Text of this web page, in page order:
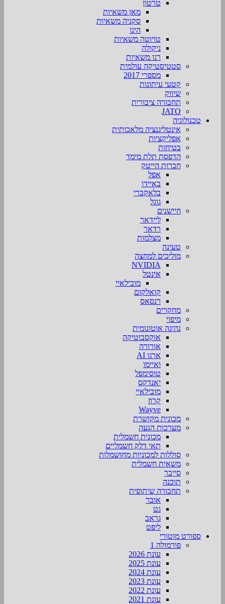
טרטון
מאן משאיות
סקניה משאיות
הינו
טויוטה משאיות
ניקולה
רנו משאיות
סטטיסטיקה עולמית
מספרי 2017
קטעי עיתונות
שיווק
תחבורה ציבורית
JATO
טכנולוגיה
אינטליגנציה מלאכותית
אפליקציות
בטיחות
הדפסת תלת מימד
חברות הייטק
אפל
באיידו
בלאקברי
גוגל
חיישנים
ליידאר
רדאר
מצלמות
טעינה
מוליכים למחצה
NVIDIA
אינטל
מובילאיי
קואלקום
רנסאס
מחקרים
מיפוי
נהיגה אוטונומית
אוקסבוטיקה
אורורה
ארגו AI
ואיימו
טוסימפל
יאנדקס
מובילאיי
קרוז
Wayve
מכונית מקושרת
מערכות הנעה
מכונית חשמלית
תאי דלק חשמליים
סוללות למכוניות מחושמלות
משאית חשמלית
סייבר
תוכנה
תחבורה שיתופית
אובר
גט
גראב
ליפט
ספורט מוטורי
פורמולה 1
עונת 2026
עונת 2025
עונת 2024
עונת 2023
עונת 2022
עונת 2021